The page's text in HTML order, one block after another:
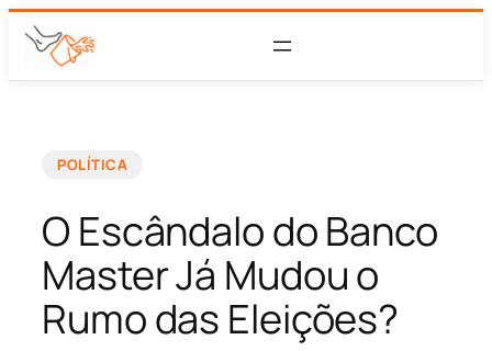
POLÍTICA
O Escândalo do Banco
Master Já Mudou o
Rumo das Eleições?